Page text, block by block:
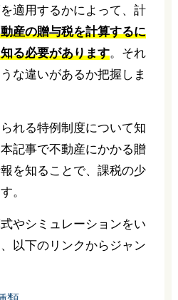
適用するかによって、計
産の贈与税を計算するに
る必要があります。それ
な違いがあるか把握しま
れる特例制度について知
記事で不動産にかかる贈
を知ることで、課税の少
。
やシミュレーションをい
以下のリンクからジャン